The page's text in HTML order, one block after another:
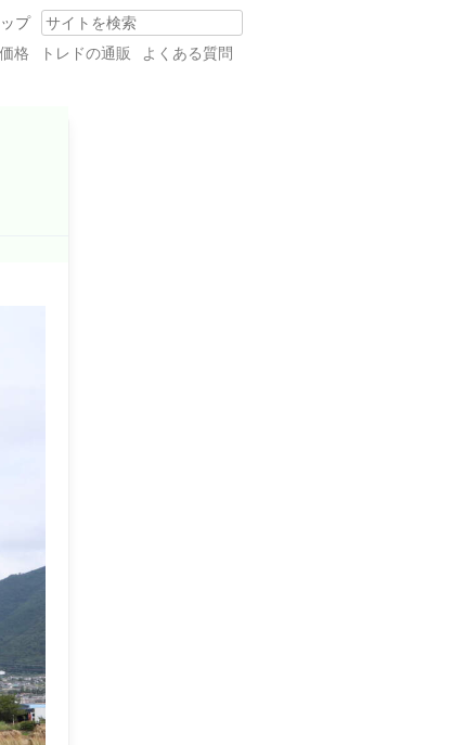
Search
プ
格 トレドの通販 よくある質問